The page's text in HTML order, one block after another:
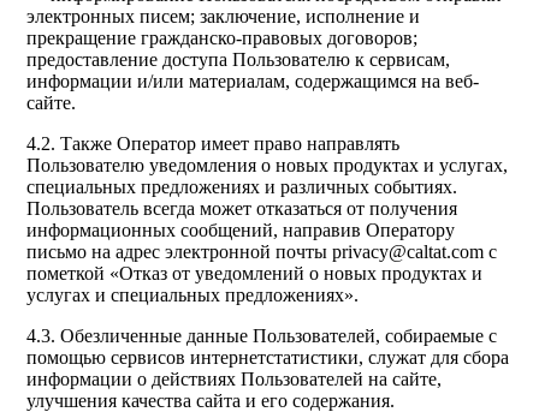
электронных писем; заключение, исполнение и
прекращение гражданско-правовых договоров;
предоставление доступа Пользователю к сервисам,
информации и/или материалам, содержащимся на веб-
сайте.
4.2. Также Оператор имеет право направлять
Пользователю уведомления о новых продуктах и услугах,
специальных предложениях и различных событиях.
Пользователь всегда может отказаться от получения
информационных сообщений, направив Оператору
письмо на адрес электронной почты privacy@caltat.com с
пометкой «Отказ от уведомлений о новых продуктах и
услугах и специальных предложениях».
4.3. Обезличенные данные Пользователей, собираемые с
помощью сервисов интернетстатистики, служат для сбора
информации о действиях Пользователей на сайте,
улучшения качества сайта и его содержания.